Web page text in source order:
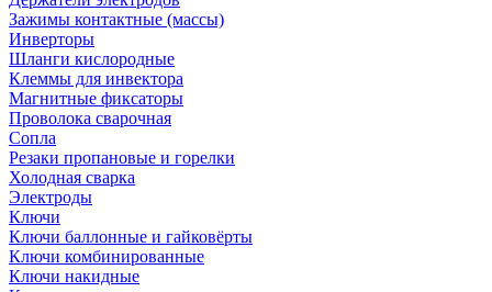
Зажимы контактные (массы)
Инверторы
Шланги кислородные
Клеммы для инвектора
Магнитные фиксаторы
Проволока сварочная
Сопла
Резаки пропановые и горелки
Холодная сварка
Электроды
Ключи
Ключи баллонные и гайковёрты
Ключи комбинированные
Ключи накидные